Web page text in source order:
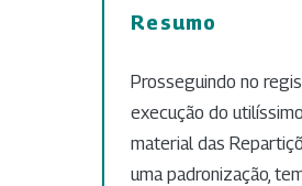
Resumo
Prosseguindo no
execução do
material das
uma padronização,